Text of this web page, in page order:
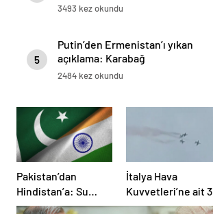
3493 kez okundu
5
Putin’den Ermenistan’ı yıkan
açıklama: Karabağ
Azerbaycan’ın ayrılmaz bir
2484 kez okundu
Pakistan’dan
Hindistan’a: Su
bizim kırmızı
İtalya Hava
Kuvvetleri’ne ait 3
uçak eğitim